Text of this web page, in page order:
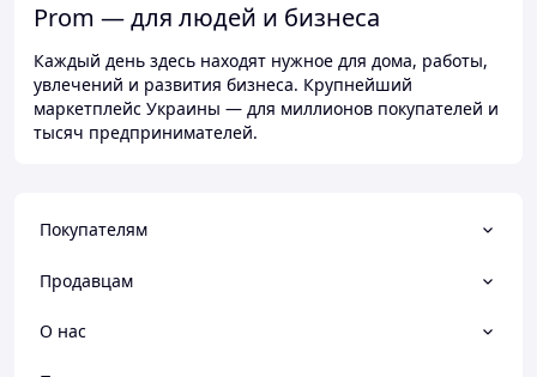
Prom — для людей и бизнеса
Каждый день здесь находят нужное для дома, работы,
увлечений и развития бизнеса. Крупнейший
маркетплейс Украины — для миллионов покупателей и
тысяч предпринимателей.
Покупателям
Продавцам
О нас